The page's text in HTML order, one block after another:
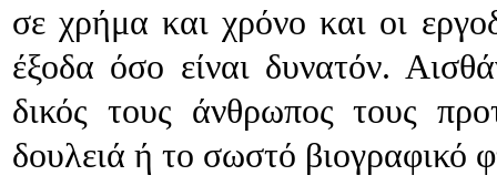
σε χρήμα και χρόνο και οι
έξοδα όσο είναι δυνατόν.
δικός τους άνθρωπος τους
δουλειά ή το σωστό βιογραφικό